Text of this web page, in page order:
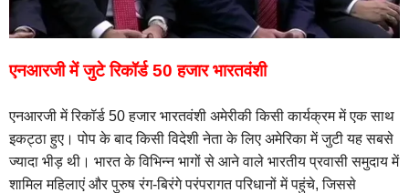
एनआरजी में जुटे रिकॉर्ड 50 हजार भारतवंशी
एनआरजी में रिकॉर्ड 50 हजार भारतवंशी अमेरीकी किसी कार्यक्रम में एक साथ
इकट्ठा हुए। पोप के बाद किसी विदेशी नेता के लिए अमेरिका में जुटी यह सबसे
ज्यादा भीड़ थी। भारत के विभिन्न भागों से आने वाले भारतीय प्रवासी समुदाय में
शामिल महिलाएं और पुरुष रंग-बिरंगे परंपरागत परिधानों में पहुंचे, जिससे